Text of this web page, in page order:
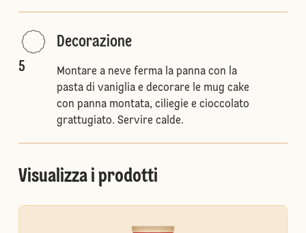
5
Decorazione
Montare a neve ferma la panna con la
pasta di vaniglia e decorare le mug cake
con panna montata, ciliegie e cioccolato
grattugiato. Servire calde.
Visualizza i prodotti